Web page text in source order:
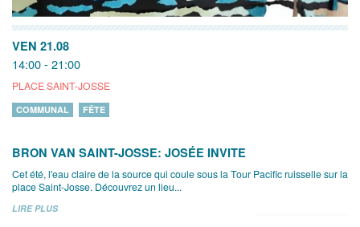
VEN 21.08
14:00 - 21:00
PLACE SAINT-JOSSE
COMMUNAL FÊTE
BRON VAN SAINT-JOSSE: JOSÉE INVITE
Cet été, l'eau claire de la source qui coule sous la Tour Pacific ruisselle sur la
place Saint-Josse. Découvrez un lieu...
LIRE PLUS